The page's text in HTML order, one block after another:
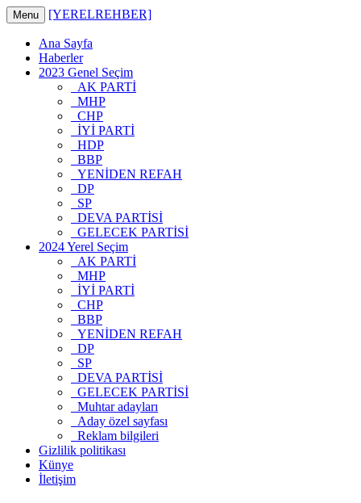
Menu [YERELREHBER]
Ana Sayfa
Haberler
2023 Genel Seçim
AK PARTİ
MHP
CHP
İYİ PARTİ
HDP
BBP
YENİDEN REFAH
DP
SP
DEVA PARTİSİ
GELECEK PARTİSİ
2024 Yerel Seçim
AK PARTİ
MHP
İYİ PARTİ
CHP
BBP
YENİDEN REFAH
DP
SP
DEVA PARTİSİ
GELECEK PARTİSİ
Muhtar adayları
Aday özel sayfası
Reklam bilgileri
Gizlilik politikası
Künye
İletişim